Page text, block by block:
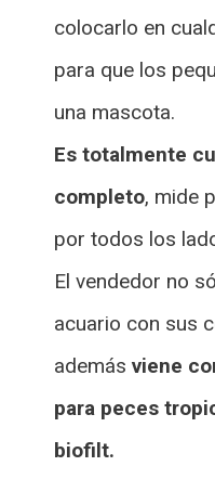
colocarlo en
para que los
una mascota.
Es totalmente
completo, mide
por todos los
El vendedor no
acuario con sus
además viene
para peces
biofilt.